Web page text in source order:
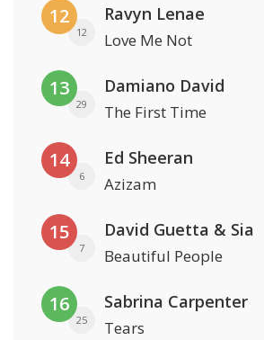
12
12
Ravyn Lenae
Love Me Not
13
29
Damiano David
The First Time
14
6
Ed Sheeran
Azizam
15
7
David Guetta & Sia
Beautiful People
16
25
Sabrina Carpenter
Tears